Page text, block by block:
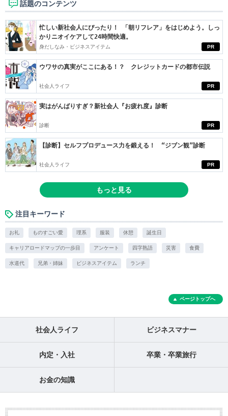
話題のコンテンツ
PR
忙しい新社会人にぴったり！ 「朝リフレア」をはじめよう。しっ
かりニオイケアして24時間快適。
身だしなみ・ビジネスアイテム
PR
ウワサの真実がここにある！？ クレジットカードの都市伝説
社会人ライフ
PR
実はがんばりすぎ？新社会人『お疲れ度』診断
診断
PR
【診断】セルフプロデュース力を鍛える！ “ジブン観”診断
社会人ライフ
もっと見る
注目キーワード
お礼 ものすごい愛 理系 服装 休憩 誕生日
キャリアロードマップの一歩目 アンケート 四字熟語 災害 食費
水道代 兄弟・姉妹 ビジネスアイテム ランチ
ページトップへ
社会人ライフ ビジネスマナー
内定・入社 卒業・卒業旅行
お金の知識